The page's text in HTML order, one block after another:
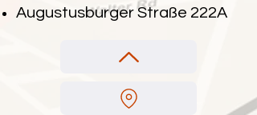
Augustusburger Straße 222A